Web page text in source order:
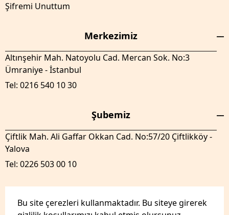
Bu site çerezleri kullanmaktadır. Bu siteye girerek
Şifremi Unuttum
Merkezimiz
Altınşehir Mah. Natoyolu Cad. Mercan Sok. No:3
Ümraniye - İstanbul
Tel: 0216 540 10 30
Şubemiz
Çiftlik Mah. Ali Gaffar Okkan Cad. No:57/20 Çiftlikköy -
Yalova
Tel: 0226 503 00 10